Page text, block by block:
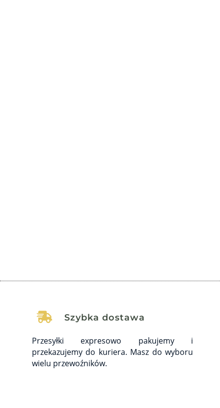
 Szybka dostawa
Przesyłki expresowo pakujemy i
przekazujemy do kuriera. Masz do wyboru
wielu przewoźników.